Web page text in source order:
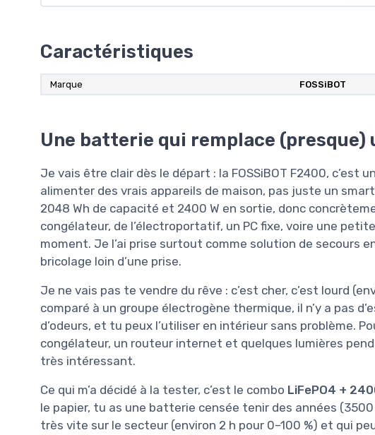
Caractéristiques
Marque FOSSiBOT
Une batterie qui remplace (presque)
Je vais être clair dès le départ : la FOSSiBOT F2400, c’est
alimenter des vrais appareils de maison, pas juste un
2048 Wh de capacité et 2400 W en sortie, donc
congélateur, de l’électroportatif, un PC fixe, voire une
moment. Je l’ai prise surtout comme solution de secours
bricolage loin d’une prise.
Je ne vais pas te vendre du rêve : c’est cher, c’est lourd
comparé à un groupe électrogène thermique, il n’y a pas
d’odeurs, et tu peux l’utiliser en intérieur sans problème.
congélateur, un routeur internet et quelques lumières
très intéressant.
Ce qui m’a décidé à la tester, c’est le combo LiFePO4 +
le papier, tu as une batterie censée tenir des années
très vite sur le secteur (environ 2 h pour 0–100 %) et qui